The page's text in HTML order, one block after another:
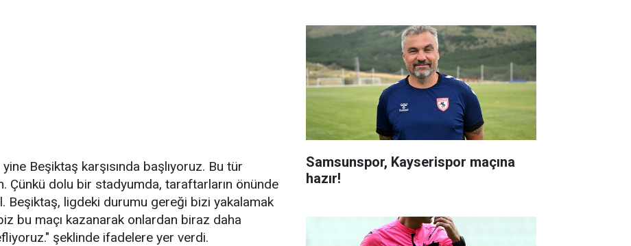
Beşiktaş karşısında başlıyoruz. Bu tür
Çünkü dolu bir stadyumda, taraftarların önünde
Beşiktaş, ligdeki durumu gereği bizi yakalamak
bu maçı kazanarak onlardan biraz daha
şeklinde ifadelere yer verdi.
Samsunspor, Kayserispor maçına
hazır!